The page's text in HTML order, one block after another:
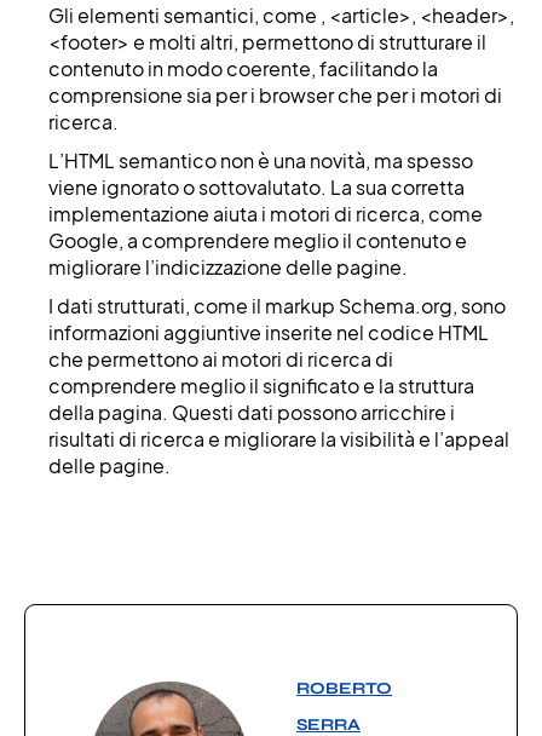
Gli elementi semantici, come , <article>, <header>,
<footer> e molti altri, permettono di strutturare il
contenuto in modo coerente, facilitando la
comprensione sia per i browser che per i motori di
ricerca.
L’HTML semantico non è una novità, ma spesso
viene ignorato o sottovalutato. La sua corretta
implementazione aiuta i motori di ricerca, come
Google, a comprendere meglio il contenuto e
migliorare l’indicizzazione delle pagine.
I dati strutturati, come il markup Schema.org, sono
informazioni aggiuntive inserite nel codice HTML
che permettono ai motori di ricerca di
comprendere meglio il significato e la struttura
della pagina. Questi dati possono arricchire i
risultati di ricerca e migliorare la visibilità e l’appeal
delle pagine.
ROBERTO
SERRA